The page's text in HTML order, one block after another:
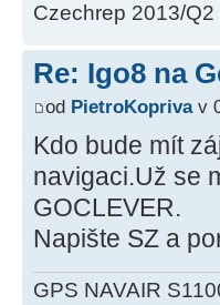
Czechrep 2013/Q2
Re: Igo8 na
od PietroKoprivav
Kdo bude mít
navigaci.Už se
GOCLEVER.
Napište SZ a
GPS NAVAIR